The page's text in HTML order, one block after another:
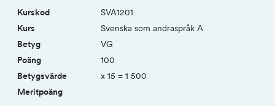
SVA1201
Svenska som andra­språk A
VG
100
x 15 = 1 500